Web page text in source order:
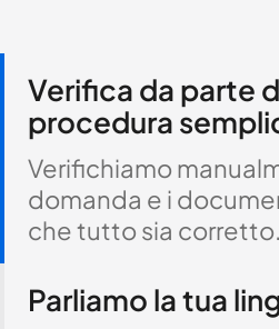
Verifica da parte
procedura
Verifichiamo
domanda e i
che tutto sia corretto.
Parliamo la tua